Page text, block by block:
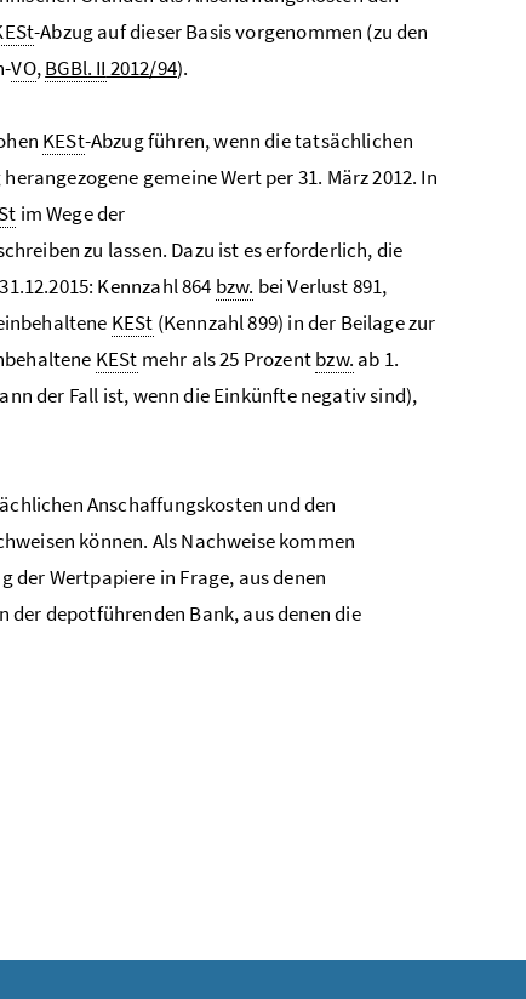
-Abzug auf dieser Basis vorgenommen (zu den
VO,BGBl. II 2012/94).
KESt-Abzug führen, wenn die tatsächlichen
herangezogene gemeine Wert per 31. März 2012. In
im Wege der
zu lassen. Dazu ist es erforderlich, die
Kennzahl 864 bzw. bei Verlust 891,
KESt (Kennzahl 899) in der Beilage zur
KESt mehr als 25 Prozentbzw. ab 1.
der Fall ist, wenn die Einkünfte negativ sind),
Anschaffungskosten und den
können. Als Nachweise kommen
der Wertpapiere in Frage, aus denen
der depotführenden Bank, aus denen die